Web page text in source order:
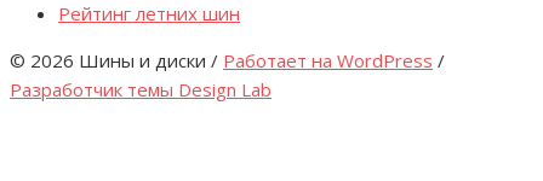
Рейтинг летних шин
© 2026 Шины и диски / Работает на WordPress /
Разработчик темы Design Lab